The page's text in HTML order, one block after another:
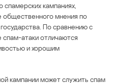
кампаниях,
общественного мнения по
По сравнению с
атаки отличаются
и хорошим
кампании может служить спам